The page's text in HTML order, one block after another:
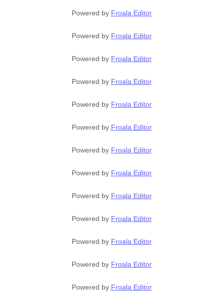
Powered by Froala Editor
Powered by Froala Editor
Powered by Froala Editor
Powered by Froala Editor
Powered by Froala Editor
Powered by Froala Editor
Powered by Froala Editor
Powered by Froala Editor
Powered by Froala Editor
Powered by Froala Editor
Powered by Froala Editor
Powered by Froala Editor
Powered by Froala Editor